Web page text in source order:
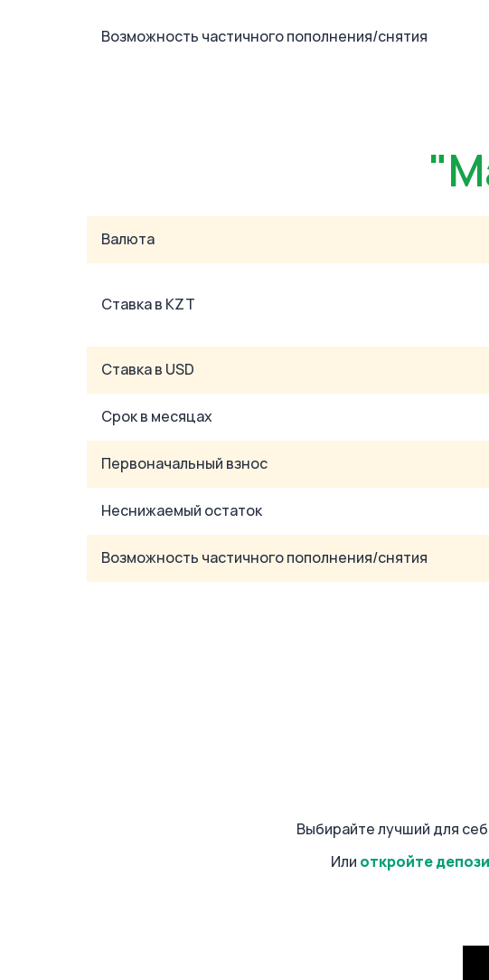
Возможность частичного пополнения/снятия
Валюта
Ставка в KZT
Ставка в USD
Срок в месяцах
Первоначальный взнос
Неснижаемый остаток
Возможность частичного пополнения/снятия
Выбирайте лучший для
Или откройте